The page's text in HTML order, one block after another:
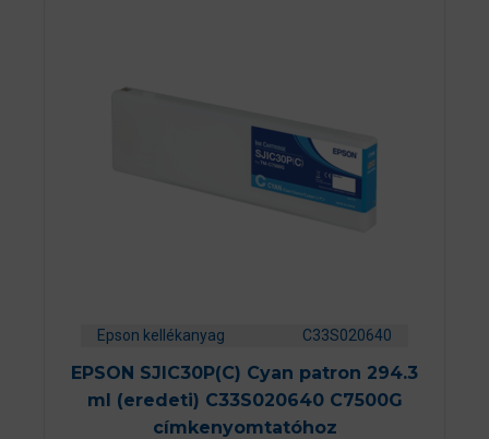
Epson kellékanyag C33S020640
EPSON SJIC30P(C) Cyan patron 294.3
ml (eredeti) C33S020640 C7500G
címkenyomtatóhoz